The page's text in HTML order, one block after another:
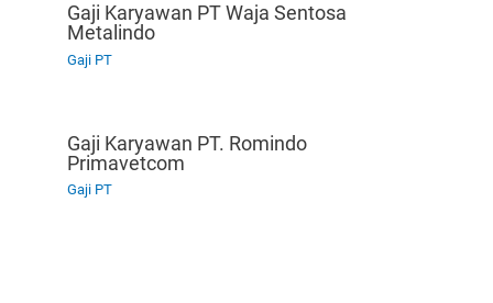
Gaji Karyawan PT Waja Sentosa
Metalindo
Gaji PT
Gaji Karyawan PT. Romindo
Primavetcom
Gaji PT